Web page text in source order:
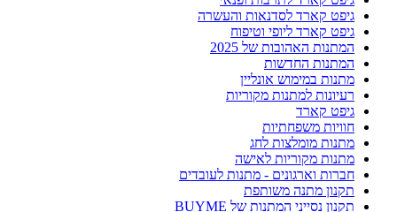
גיפט קארד לסדנאות והעשרה
גיפט קארד ליופי וטיפוח
המתנות האהובות של 2025
המתנות החדשות
מתנות במימוש אונליין
רעיונות למתנות מקוריות
גיפט קארד
חוויות משפחתיות
מתנות מומלצות לחג
מתנות מקוריות לאישה
חברות וארגונים - מתנות לעובדים
תקנון מתנה משותפת
תקנון נסייני המתנות של BUYME